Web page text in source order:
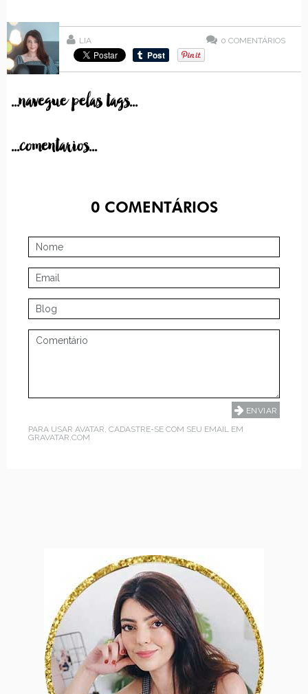
LIA 0 COMENTÁRIOS
...navegue pelas tags...
...comentarios...
0COMENTÁRIOS
PARA USAR AVATAR, CADASTRE-SE COM SEU EMAIL EM
GRAVATAR.COM